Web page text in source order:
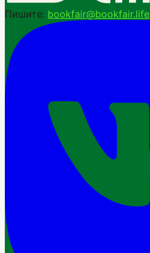
Пишите: bookfair@bookfair.life